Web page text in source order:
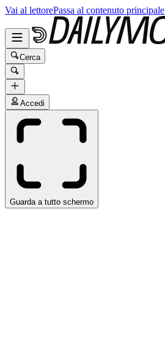
Vai al lettorePassa al contenuto principale
Cerca
Accedi
Guarda a tutto schermo